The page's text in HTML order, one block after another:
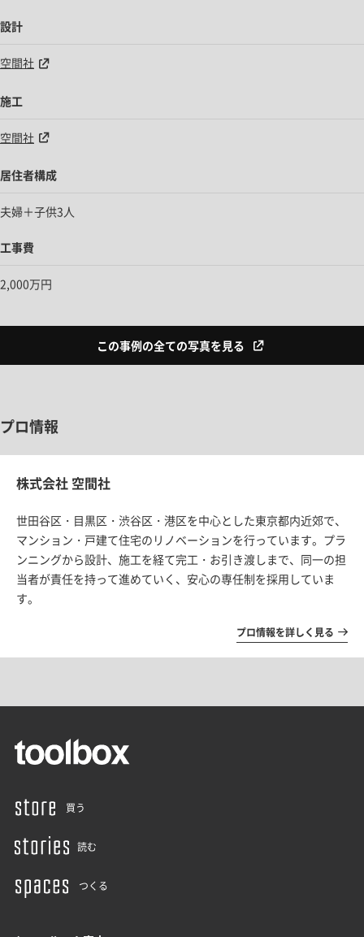
設計
空間社
施工
空間社
居住者構成
夫婦＋子供3人
工事費
2,000万円
この事例の全ての写真を見る
プロ情報
株式会社 空間社
世田谷区・目黒区・渋谷区・港区を中心とした東京都内近郊で、
マンション・戸建て住宅のリノベーションを行っています。プラ
ンニングから設計、施工を経て完工・お引き渡しまで、同一の担
当者が責任を持って進めていく、安心の専任制を採用していま
す。
プロ情報を詳しく見る
買う
読む
つくる